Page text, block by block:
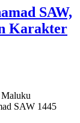
SAW,
Karakter
SAW 1445